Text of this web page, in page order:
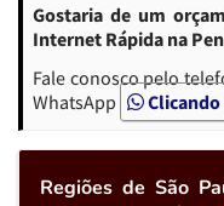
Gostaria de um
Internet Rápida na
Fale conosco pelo
WhatsApp
Regiões de São